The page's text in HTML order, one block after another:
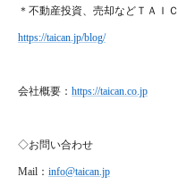
＊不動産投資、売却などＴＡＩ
https://taican.jp/blog/
会社概要： https://taican.co.jp
◇お問い合わせ
Mail ： info@taican.jp